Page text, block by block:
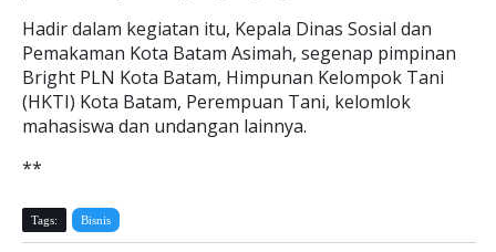
Hadir dalam kegiatan itu, Kepala Dinas Sosial dan
Pemakaman Kota Batam Asimah, segenap pimpinan
Bright PLN Kota Batam, Himpunan Kelompok Tani
(HKTI) Kota Batam, Perempuan Tani, kelomlok
mahasiswa dan undangan lainnya.
**
Tags: Bisnis